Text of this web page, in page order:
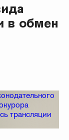
в обмен